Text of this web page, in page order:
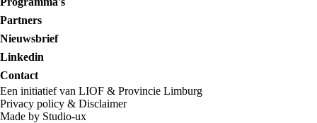
Partners
Nieuwsbrief
Linkedin
Contact
Een initiatief van LIOF & Provincie Limburg
Privacy policy & Disclaimer
Made by Studio-ux